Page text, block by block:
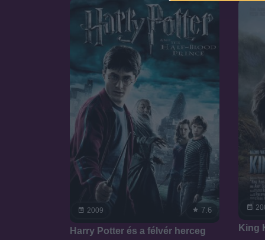
2009 7.6
Harry Potter és a félvér herceg King